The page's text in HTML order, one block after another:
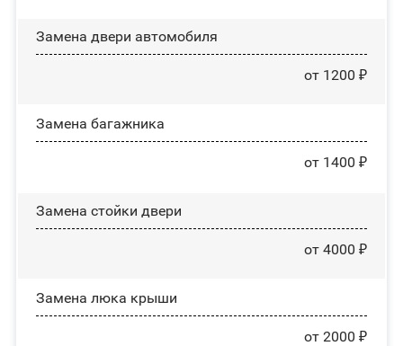
Замена двери автомобиля
от 1200 ₽
Замена багажника
от 1400 ₽
Зaмeнa cтoйĸи двepи
от 4000 ₽
Зaмeнa люĸa ĸpыши
от 2000 ₽